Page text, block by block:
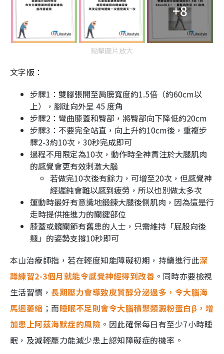
+8
點擊圖片放大
文字版：
步驟1：雙腳張開至肩膀寬度約1.5倍（約60cm以
上），腳趾向外呈 45 度角
步驟2：彎曲膝蓋和臀部，將臀部向下降低約20cm
步驟3：不要完全站直，向上升約10cm後，重複步
驟2-3約10次，30秒完成即可
過程不用限定為10次，動作時全神貫注於大腿肌肉
的感覺會更有效刺激大腦
若做完10次後有餘力，可增至20次，但感覺神
經遲鈍會難以感到疲勞，所以也別做太多次
運動時最好有意識地鍛鍊大腿後側肌肉，因為這是行
走時提供推進力的關鍵部位
膝蓋或髖關節有舊患的人士，只需維持「屁股向後
翹」的姿勢支撐10秒即可
本山治療師指，若在輕度知能障礙初期，持續進行此深
蹲練習2-3個月就能令感覺神經得到改善 。同時亦要檢視
生活習慣，長期壓力會導致皮質醇分泌過多，令大腦海
馬迴萎縮 ；而睡眠不足則會令大腦積聚類澱粉蛋白β，增
加患上阿茲海默症的風險 。因此確保每日有至少7小時睡
眠，及減輕壓力能減少患上認知障礙症的機率。